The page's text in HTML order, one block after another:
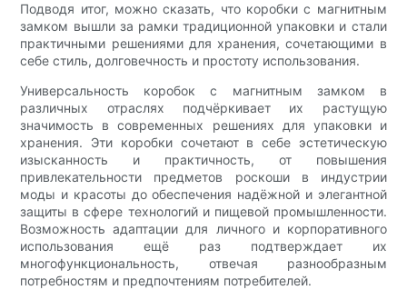
Подводя итог, можно сказать, что коробки с магнитным
замком вышли за рамки традиционной упаковки и стали
практичными решениями для хранения, сочетающими в
себе стиль, долговечность и простоту использования.
Универсальность коробок с магнитным замком в
различных отраслях подчёркивает их растущую
значимость в современных решениях для упаковки и
хранения. Эти коробки сочетают в себе эстетическую
изысканность и практичность, от повышения
привлекательности предметов роскоши в индустрии
моды и красоты до обеспечения надёжной и элегантной
защиты в сфере технологий и пищевой промышленности.
Возможность адаптации для личного и корпоративного
использования ещё раз подтверждает их
многофункциональность, отвечая разнообразным
потребностям и предпочтениям потребителей.